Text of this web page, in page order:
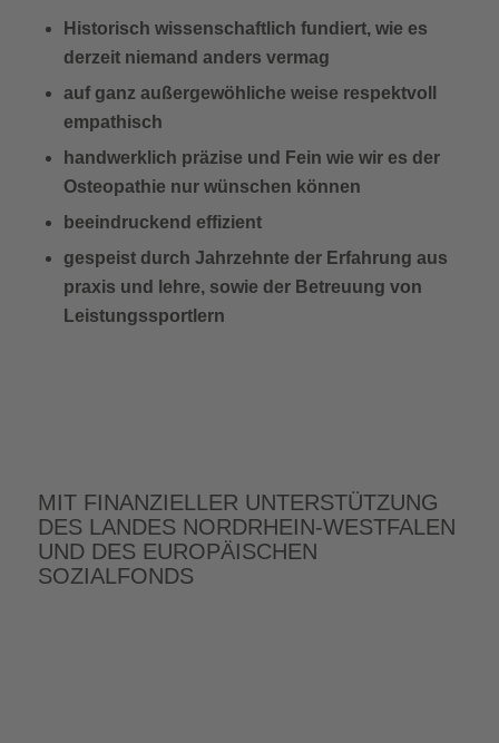
Historisch wissenschaftlich fundiert, wie es
derzeit niemand anders vermag
auf ganz außergewöhliche weise respektvoll
empathisch
handwerklich präzise und Fein wie wir es der
Osteopathie nur wünschen können
beeindruckend effizient
gespeist durch Jahrzehnte der Erfahrung aus
praxis und lehre, sowie der Betreuung von
Leistungssportlern
MIT FINANZIELLER UNTERSTÜTZUNG
DES LANDES NORDRHEIN-WESTFALEN
UND DES EUROPÄISCHEN
SOZIALFONDS